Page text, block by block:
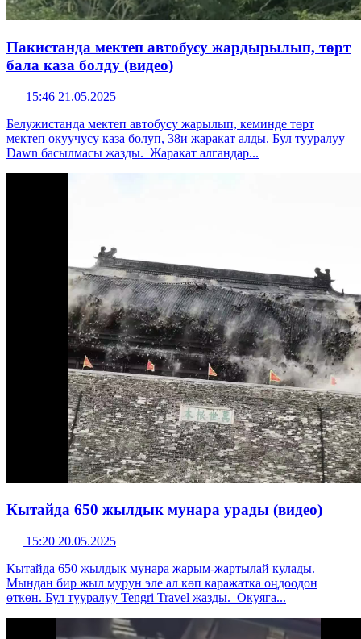
Пакистанда мектеп автобусу жардырылып, төрт
бала каза болду (видео)
15:46 21.05.2025
Белужистанда мектеп автобусу жарылып, кеминде төрт
мектеп окуучусу каза болуп, 38и жаракат алды. Бул тууралуу
Dawn басылмасы жазды. Жаракат алгандар...
Кытайда 650 жылдык мунара урады (видео)
15:20 20.05.2025
Кытайда 650 жылдык мунара жарым-жартылай кулады.
Мындан бир жыл мурун эле ал көп каражатка оңдоодон
өткөн. Бул тууралуу Tengri Travel жазды. Окуяга...